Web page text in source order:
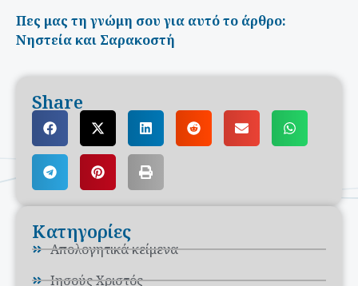
Πες μας τη γνώμη σου για αυτό το άρθρο:
Νηστεία και Σαρακοστή
Share
Κατηγορίες
Απολογητικά κείμενα
Ιησούς Χριστός